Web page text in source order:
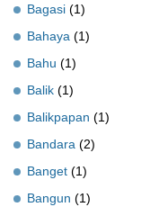
Bagasi (1)
Bahaya (1)
Bahu (1)
Balik (1)
Balikpapan (1)
Bandara (2)
Banget (1)
Bangun (1)